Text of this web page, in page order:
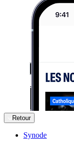
Retour
Synode